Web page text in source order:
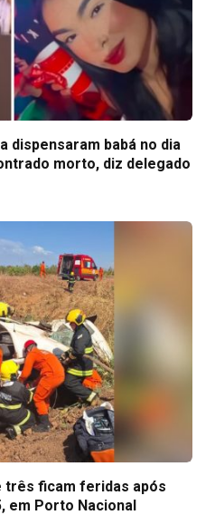
dispensaram babá no dia
morto, diz delegado
três ficam feridas após
em Porto Nacional